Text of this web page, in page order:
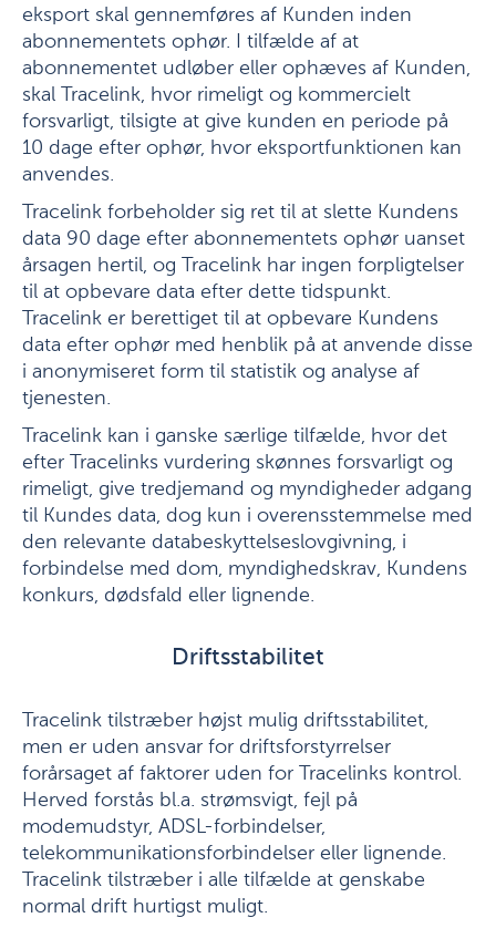
eksport skal gennemføres af Kunden inden
abonnementets ophør. I tilfælde af at
abonnementet udløber eller ophæves af Kunden,
skal Tracelink, hvor rimeligt og kommercielt
forsvarligt, tilsigte at give kunden en periode på
10 dage efter ophør, hvor eksportfunktionen kan
anvendes.
Tracelink forbeholder sig ret til at slette Kundens
data 90 dage efter abonnementets ophør uanset
årsagen hertil, og Tracelink har ingen forpligtelser
til at opbevare data efter dette tidspunkt.
Tracelink er berettiget til at opbevare Kundens
data efter ophør med henblik på at anvende disse
i anonymiseret form til statistik og analyse af
tjenesten.
Tracelink kan i ganske særlige tilfælde, hvor det
efter Tracelinks vurdering skønnes forsvarligt og
rimeligt, give tredjemand og myndigheder adgang
til Kundes data, dog kun i overensstemmelse med
den relevante databeskyttelseslovgivning, i
forbindelse med dom, myndighedskrav, Kundens
konkurs, dødsfald eller lignende.
Driftsstabilitet
Tracelink tilstræber højst mulig driftsstabilitet,
men er uden ansvar for driftsforstyrrelser
forårsaget af faktorer uden for Tracelinks kontrol.
Herved forstås bl.a. strømsvigt, fejl på
modemudstyr, ADSL-forbindelser,
telekommunikationsforbindelser eller lignende.
Tracelink tilstræber i alle tilfælde at genskabe
normal drift hurtigst muligt.